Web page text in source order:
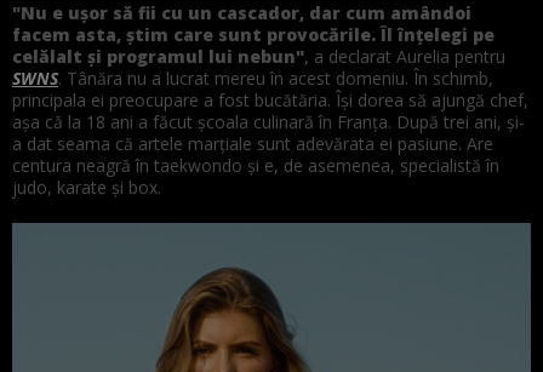
"Nu e ușor să fii cu un cascador, dar cum amândoi
facem asta, știm care sunt provocările. Îl înțelegi pe
celălalt și programul lui nebun", a declarat Aurelia pentru
SWNS. Tânăra nu a lucrat mereu în acest domeniu. În schimb,
principala ei preocupare a fost bucătăria. Își dorea să ajungă chef,
așa că la 18 ani a făcut școala culinară în Franța. După trei ani, și-
a dat seama că artele marțiale sunt adevărata ei pasiune. Are
centura neagră în taekwondo și e, de asemenea, specialistă în
judo, karate și box.